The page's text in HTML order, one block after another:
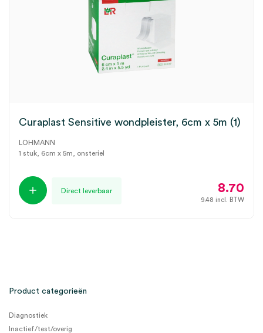
Curaplast Sensitive wondpleister, 6cm x 5m (1)
LOHMANN
1 stuk, 6cm x 5m, onsteriel
Direct leverbaar 8.70
9.48 incl. BTW
Product categorieën
Diagnostiek
Inactief/test/overig